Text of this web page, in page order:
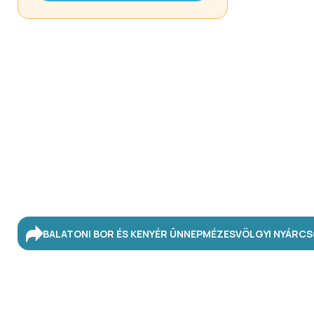
BALATONI BOR ÉS KENYÉR ÜNNEPMÉZESVÖLGYI NYÁR